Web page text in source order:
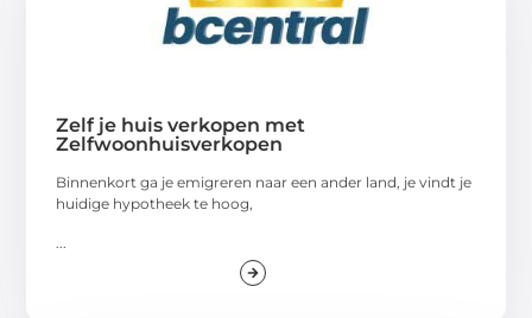
Zelf je huis verkopen met
Zelfwoonhuisverkopen
Binnenkort ga je emigreren naar een ander land, je vindt je
huidige hypotheek te hoog,